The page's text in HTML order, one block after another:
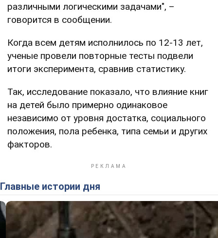
различными логическими задачами", –
говорится в сообщении.
Когда всем детям исполнилось по 12-13 лет,
ученые провели повторные тесты подвели
итоги эксперимента, сравнив статистику.
Так, исследование показало, что влияние книг
на детей было примерно одинаковое
независимо от уровня достатка, социального
положения, пола ребенка, типа семьи и других
факторов.
Главные истории дня